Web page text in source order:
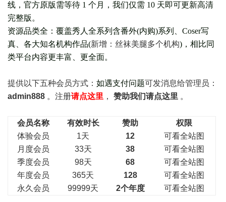
线，官方原版需等待 1 个月，我们仅需 10 天即可更新高清
完整版。
资源品类全：覆盖秀人全系列含番外(内购)系列、Coser写
真、各大知名机构作品(新增：丝袜美腿多个机构)，相比同
类平台内容更丰富、更全面。
提供以下五种会员方式： 如遇支付问题可发消息给管理员：
admin888 。注册请点这里 ， 赞助我们请点这里 。
会员名称 有效时长 赞助
权限
体验会员
1天 12
可看全站图
月度会员
33天 38
可看全站图
季度会员
98天 68
可看全站图
年度会员
365天 128
可看全站图
永久会员
99999天 2个年度 可看全站图